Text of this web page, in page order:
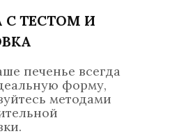
С ТЕСТОМ И
печенье всегда
форму,
методами